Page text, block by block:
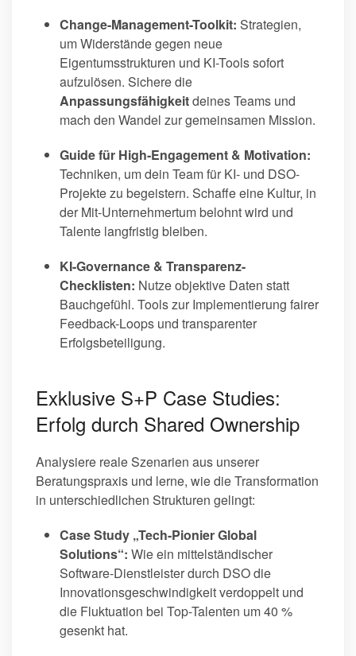
Change-Management-Toolkit: Strategien,
um Widerstände gegen neue
Eigentumsstrukturen und KI-Tools sofort
aufzulösen. Sichere die
Anpassungsfähigkeitdeines Teams und
mach den Wandel zur gemeinsamen Mission.
Guide für High-Engagement & Motivation:
Techniken, um dein Team für KI- und DSO-
Projekte zu begeistern. Schaffe eine Kultur, in
der Mit-Unternehmertum belohnt wird und
Talente langfristig bleiben.
KI-Governance & Transparenz-
Checklisten: Nutze objektive Daten statt
Bauchgefühl. Tools zur Implementierung fairer
Feedback-Loops und transparenter
Erfolgsbeteiligung.
Exklusive S+P Case Studies:
Erfolg durch Shared Ownership
Analysiere reale Szenarien aus unserer
Beratungspraxis und lerne, wie die Transformation
in unterschiedlichen Strukturen gelingt:
Case Study „Tech-Pionier Global
Solutions“: Wie ein mittelständischer
Software-Dienstleister durch DSO die
Innovationsgeschwindigkeit verdoppelt und
die Fluktuation bei Top-Talenten um 40 %
gesenkt hat.